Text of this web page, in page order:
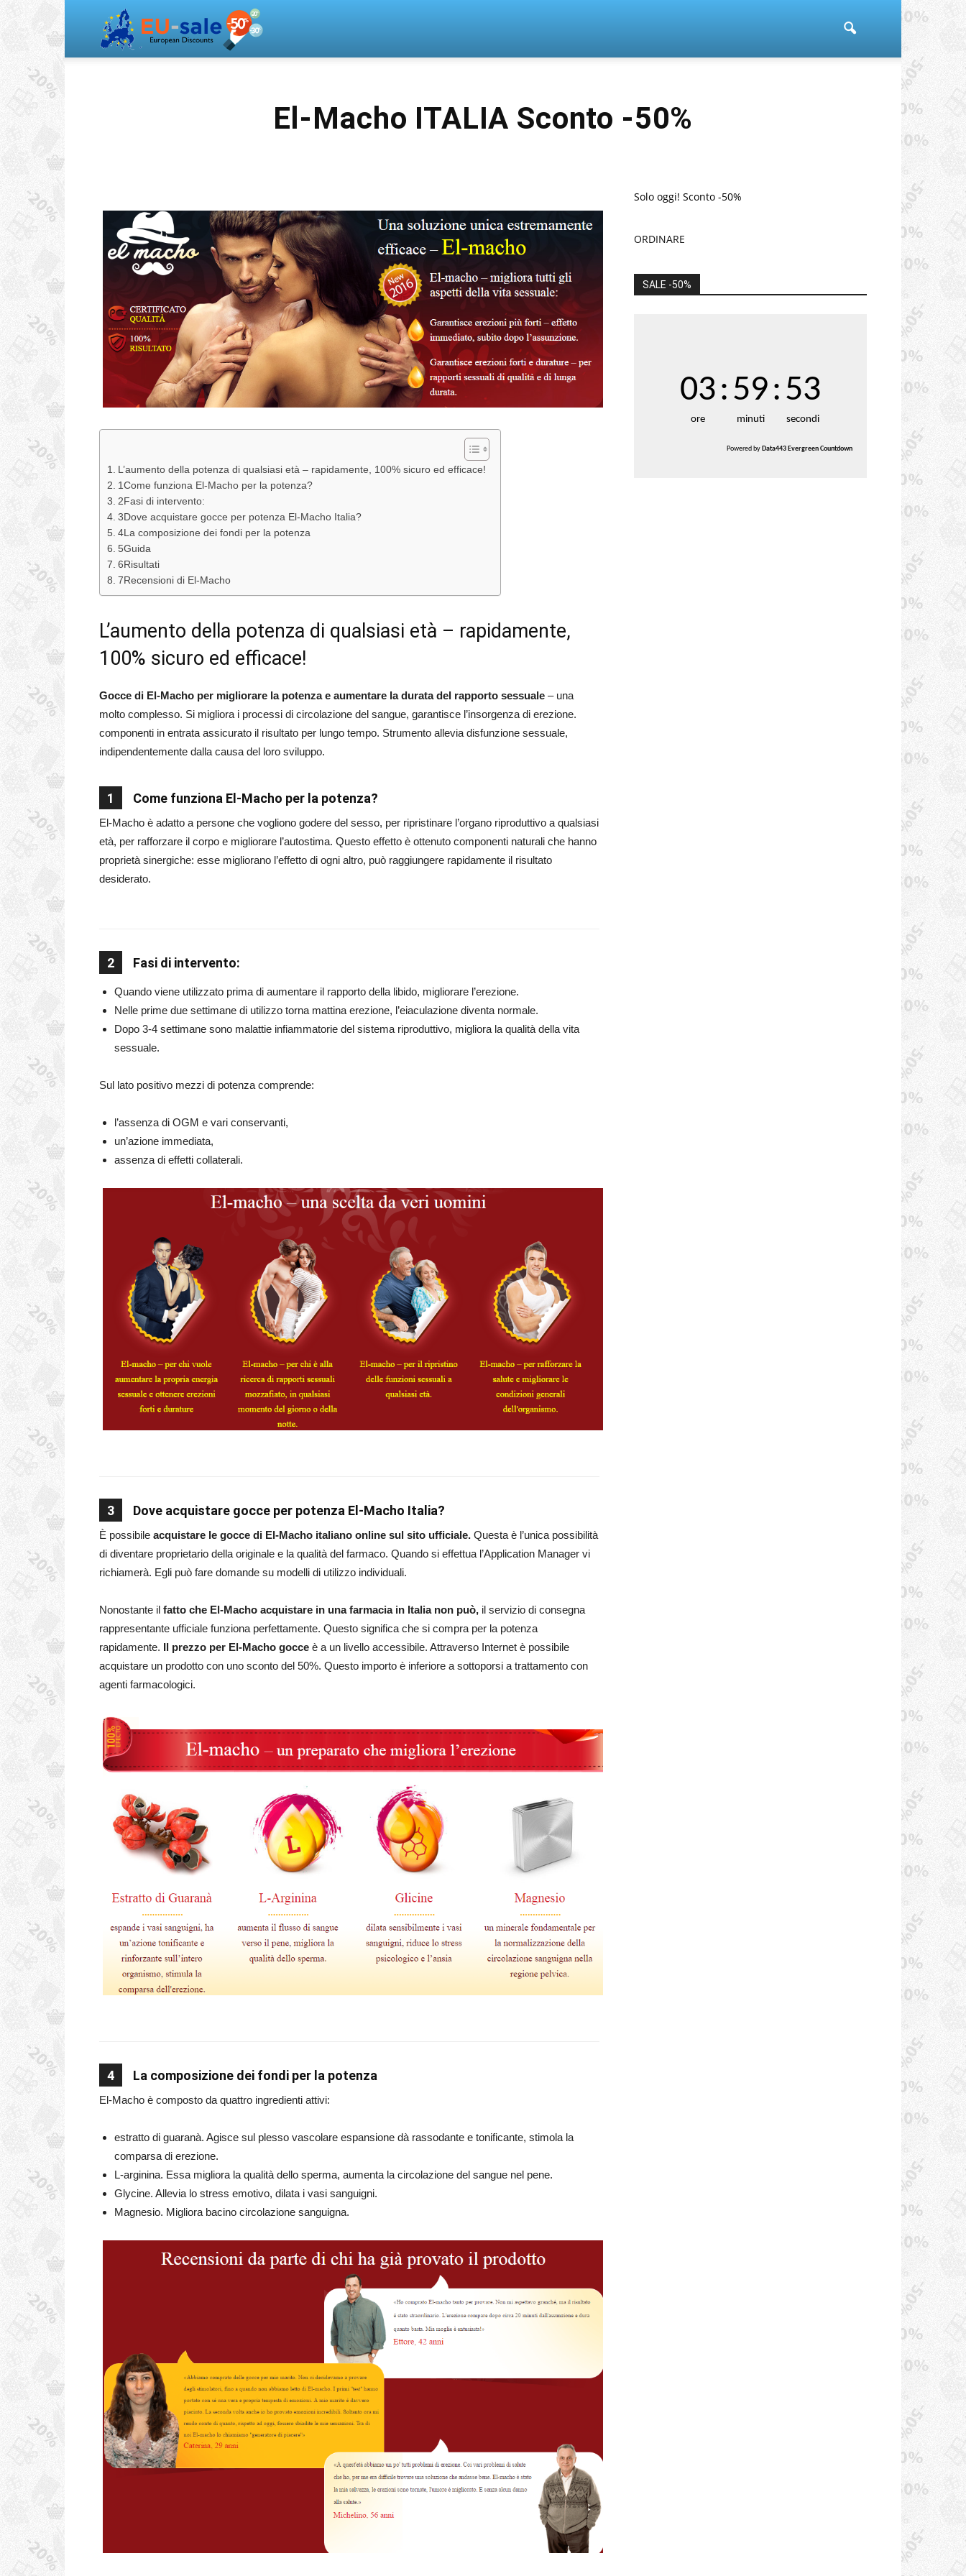
El-Macho ITALIA Sconto -50%
L’aumento della potenza di qualsiasi età – rapidamente, 100% sicuro ed efficace!
1Come funziona El-Macho per la potenza?
2Fasi di intervento:
3Dove acquistare gocce per potenza El-Macho Italia?
4La composizione dei fondi per la potenza
5Guida
6Risultati
7Recensioni di El-Macho
L’aumento della potenza di qualsiasi età – rapidamente,
100% sicuro ed efficace!
Gocce di El-Macho per migliorare la potenza e aumentare la durata del rapporto sessuale – una
molto complesso. Si migliora i processi di circolazione del sangue, garantisce l’insorgenza di erezione.
componenti in entrata assicurato il risultato per lungo tempo. Strumento allevia disfunzione sessuale,
indipendentemente dalla causa del loro sviluppo.
1 Come funziona El-Macho per la potenza?
El-Macho è adatto a persone che vogliono godere del sesso, per ripristinare l’organo riproduttivo a qualsiasi
età, per rafforzare il corpo e migliorare l’autostima. Questo effetto è ottenuto componenti naturali che hanno
proprietà sinergiche: esse migliorano l’effetto di ogni altro, può raggiungere rapidamente il risultato
desiderato.
2 Fasi di intervento:
Quando viene utilizzato prima di aumentare il rapporto della libido, migliorare l’erezione.
Nelle prime due settimane di utilizzo torna mattina erezione, l’eiaculazione diventa normale.
Dopo 3-4 settimane sono malattie infiammatorie del sistema riproduttivo, migliora la qualità della vita
sessuale.
Sul lato positivo mezzi di potenza comprende:
l’assenza di OGM e vari conservanti,
un’azione immediata,
assenza di effetti collaterali.
3 Dove acquistare gocce per potenza El-Macho Italia?
È possibile acquistare le gocce di El-Macho italiano online sul sito ufficiale. Questa è l’unica possibilità
di diventare proprietario della originale e la qualità del farmaco. Quando si effettua l’Application Manager vi
richiamerà. Egli può fare domande su modelli di utilizzo individuali.
Nonostante il fatto che El-Macho acquistare in una farmacia in Italia non può, il servizio di consegna
rappresentante ufficiale funziona perfettamente. Questo significa che si compra per la potenza
rapidamente. Il prezzo per El-Macho gocce è a un livello accessibile. Attraverso Internet è possibile
acquistare un prodotto con uno sconto del 50%. Questo importo è inferiore a sottoporsi a trattamento con
agenti farmacologici.
4 La composizione dei fondi per la potenza
El-Macho è composto da quattro ingredienti attivi:
estratto di guaranà. Agisce sul plesso vascolare espansione dà rassodante e tonificante, stimola la
comparsa di erezione.
L-arginina. Essa migliora la qualità dello sperma, aumenta la circolazione del sangue nel pene.
Glycine. Allevia lo stress emotivo, dilata i vasi sanguigni.
Magnesio. Migliora bacino circolazione sanguigna.
Solo oggi! Sconto -50%
ORDINARE
SALE -50%
03
ore
:59
minuti
:52
secondi
Powered by Data443 Evergreen Countdown